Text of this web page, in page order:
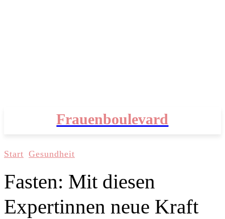
Frauenboulevard
Start Gesundheit
Fasten: Mit diesen
Expertinnen neue Kraft